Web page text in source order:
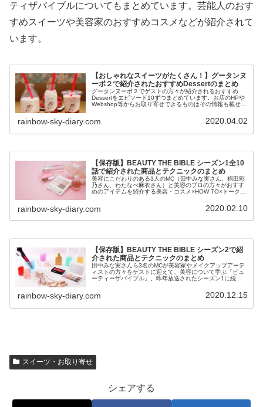
ティザバイブルについてもまとめています。芸能人のおす
すめスイーツや美容家のおすすめコスメなどが紹介されて
います。
【おしゃれなスイーツがたくさん！】グータンヌ
ーボ２で紹介されたおすすめDessertのまとめ
グータンヌーボ２でゲストの方々が紹介されるおすすめ
Dessertをエピソード10ずつまとめています。お店のHPや
Webshop等からお取り寄せできるものはその情報も載せて
rainbow-sky-diary.com 2020.04.02
【保存版】BEAUTY THE BIBLE シーズン1全10
話で紹介された商品とテクニックのまとめ
美容にこだわりのある3人のMC（田中みな実さん、福田彩
乃さん、わたなべ麻衣さん）と美容のプロの方々がおすす
めのアイテムを紹介する美容・コスメ×HOW TO×トーク番
rainbow-sky-diary.com 2020.02.10
【保存版】BEAUTY THE BIBLE シーズン2で紹
介された商品とテクニックのまとめ
田中みな実さんら3名のMCが美容家やメイクアップアーテ
ィストの方々をゲストに迎えて、美容について学ぶ「ビュ
ーティーザバイブル」。昨年放送されたシーズン1に続き
rainbow-sky-diary.com 2020.12.15
スイーツ・お取り寄せ
シェアする